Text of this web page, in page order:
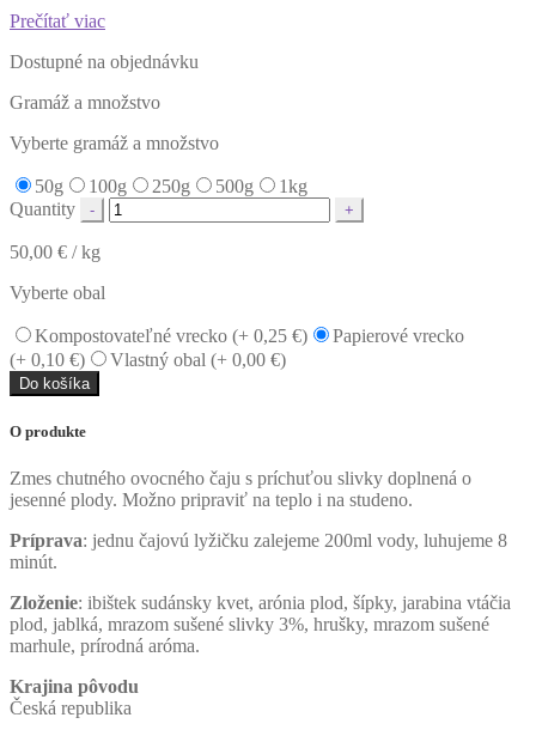
Prečítať viac
Dostupné na objednávku
Gramáž a množstvo
Vyberte gramáž a množstvo
50g 100g 250g 500g
1kg
Quantity
50,00 € / kg
Vyberte obal
Kompostovateľné vrecko (+ 0,25 €)
Papierové vrecko
(+ 0,10 €) Vlastný obal (+ 0,00 €)
Do košíka
O produkte
Zmes chutného ovocného čaju s príchuťou slivky doplnená o
jesenné plody. Možno pripraviť na teplo i na studeno.
Príprava: jednu čajovú lyžičku zalejeme 200ml vody, luhujeme 8
minút.
Zloženie: ibištek sudánsky kvet, arónia plod, šípky, jarabina vtáčia
plod, jablká, mrazom sušené slivky 3%, hrušky, mrazom sušené
marhule, prírodná aróma.
Krajina pôvodu
Česká republika